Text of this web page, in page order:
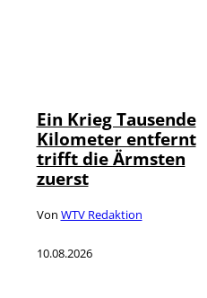
Ein Krieg Tausende
Kilometer entfernt
trifft die Ärmsten
zuerst
Von WTV Redaktion
10.08.2026